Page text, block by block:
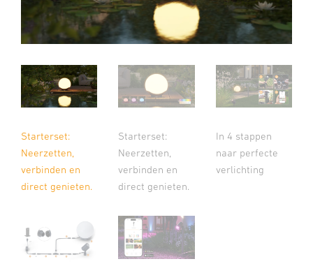
Starterset:
Neerzetten,
verbinden en
direct genieten.
Starterset:
Neerzetten,
verbinden en
direct genieten.
In 4 stappen
naar perfecte
verlichting